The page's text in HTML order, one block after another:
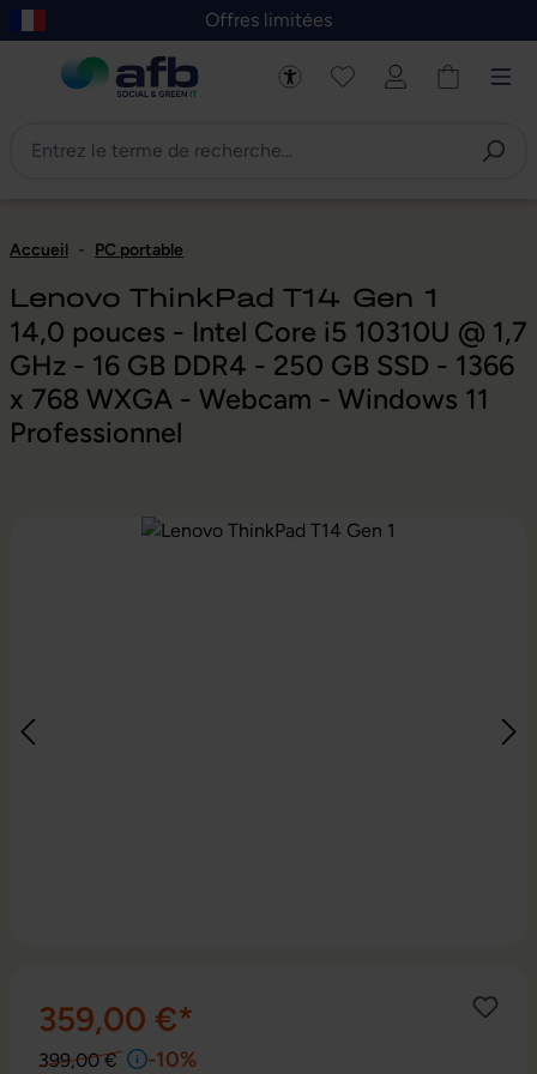
au contenu principal
Skip to B2B platform navigation
Offres limitées
Accueil - PC portable
Lenovo ThinkPad T14 Gen 1
14,0 pouces - Intel Core i5 10310U @ 1,7
GHz - 16 GB DDR4 - 250 GB SSD - 1366
x 768 WXGA - Webcam - Windows 11
Professionnel
Ignorer la galerie d'images
359,00 €*
399,00 € -10%